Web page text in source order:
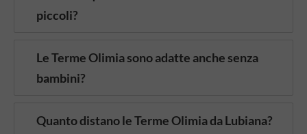
piccoli?
Le Terme Olimia sono adatte anche senza
bambini?
Quanto distano le Terme Olimia da Lubiana?